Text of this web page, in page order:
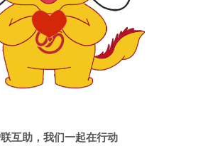
互助，我们一起在行动